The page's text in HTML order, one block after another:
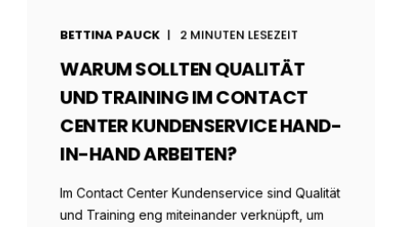
BETTINA PAUCK 2 MINUTEN LESEZEIT
WARUM SOLLTEN QUALITÄT
UND TRAINING IM CONTACT
CENTER KUNDENSERVICE HAND-
IN-HAND ARBEITEN?
Im Contact Center Kundenservice sind Qualität
und Training eng miteinander verknüpft, um